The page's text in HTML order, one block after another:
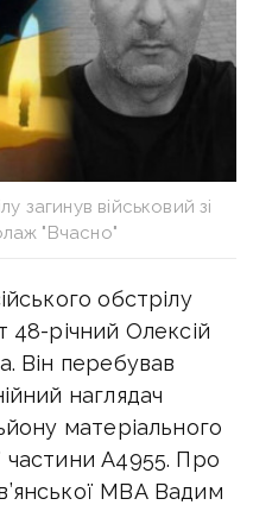
загинув військовий зі
"Вчасно"
обстрілу
48-річний Олексій
Він перебував
наглядач
матеріального
частини А4955. Про
МВА Вадим